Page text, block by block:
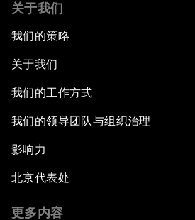
关于我们
我们的策略
关于我们
我们的工作方式
我们的领导团队与组织治理
影响力
北京代表处
更多内容